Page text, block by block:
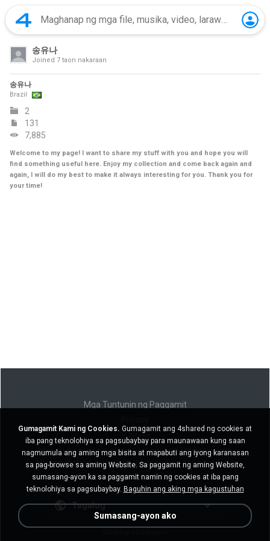
송유나
Joined 7 taon nakaraan
송유나
Brazil
2
131
7,885
Welcome to my page! I want to share my stuff with you and hope you will
find something useful here. Enjoy my collection and come back again and
again, I will do my best to make it always interesting for you. Thank you for
your time!
Mga Tuntunin ng Paggamit
Suporta
Huwag ibenta ang aking personal na impormasyon
Huwag ibahagi ang aking personal na impormasyon
Tagalog
Gumagamit Kami ng Cookies. Gumagamit ang 4shared ng cookies at
iba pang teknolohiya sa pagsubaybay para maunawaan kung saan
nagmumula ang aming mga bisita at mapabuti ang iyong karanasan
sa pag-browse sa aming Website. Sa paggamit ng aming Website,
sumasang-ayon ka sa paggamit namin ng cookies at iba pang
teknolohiya sa pagsubaybay. Baguhin ang aking mga kagustuhan
Sumasang-ayon ako